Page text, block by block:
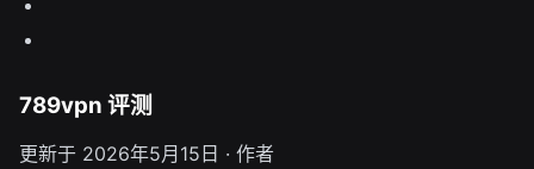
789vpn 评测
更新于 2026年5月15日 · 作者